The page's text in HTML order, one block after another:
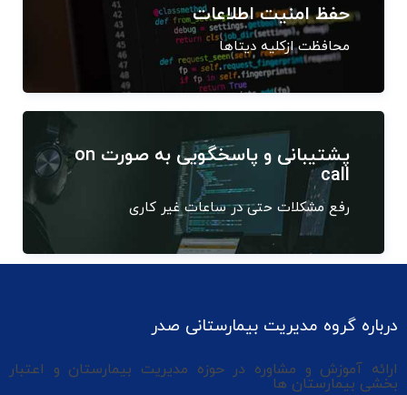
حفظ امنیت اطلاعات
محافظت ازکلیه دیتاها
پشتیبانی و پاسخگویی به صورت on
call
رفع مشکلات حتی در ساعات غیر کاری
درباره گروه مدیریت بیمارستانی صدر
ارائه آموزش و مشاوره در حوزه مدیریت بیمارستان و اعتبار
بخشی بیمارستان ها